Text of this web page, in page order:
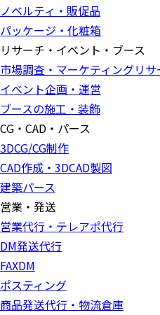
ノベルティ・販促品
パッケージ・化粧箱
リサーチ・イベント・ブース
市場調査・マーケティングリサ
イベント企画・運営
ブースの施工・装飾
CG・CAD・パース
3DCG/CG制作
CAD作成・3DCAD製図
建築パース
営業・発送
営業代行・テレアポ代行
DM発送代行
FAXDM
ポスティング
商品発送代行・物流倉庫